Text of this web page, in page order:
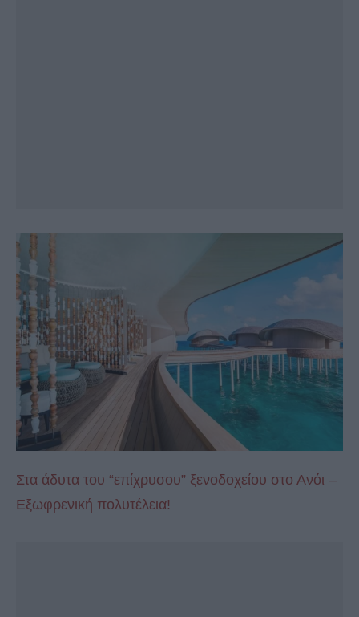
Στα άδυτα του “επίχρυσου” ξενοδοχείου στο Ανόι –
Εξωφρενική πολυτέλεια!